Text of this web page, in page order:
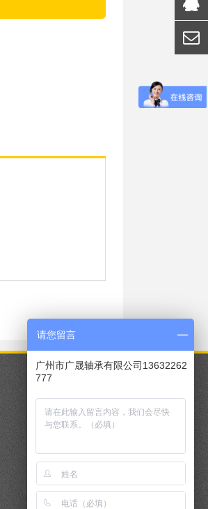
请您留言
广州市广晟轴承有限公司13632262
777